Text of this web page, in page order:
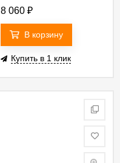
8 060 ₽
В корзину
Купить в 1 клик